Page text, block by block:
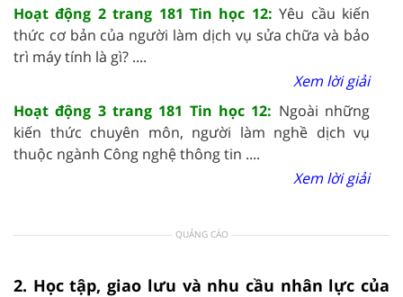
Hoạt động 2 trang 181 Tin học 12:Yêu cầu kiến
thức cơ bản của người làm dịch vụ sửa chữa và bảo
trì máy tính là gì? ....
Xem lời giải
Hoạt động 3 trang 181 Tin học 12: Ngoài những
kiến thức chuyên môn, người làm nghề dịch vụ
thuộc ngành Công nghệ thông tin ....
Xem lời giải
QUẢNG CÁO
2. Học tập, giao lưu và nhu cầu nhân lực của